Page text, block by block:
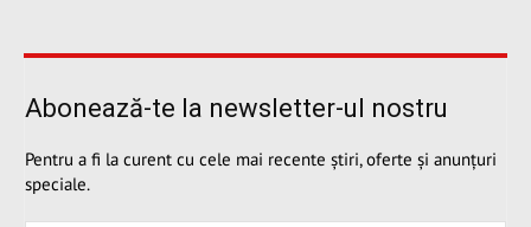
Abonează-te la newsletter-ul nostru
Pentru a fi la curent cu cele mai recente știri, oferte și anunțuri
speciale.